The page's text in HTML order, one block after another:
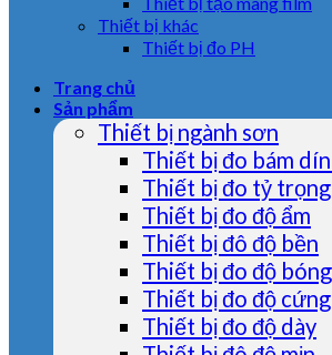
Thiết bị khác
Thiết bị đo PH
Trang chủ
Sản phẩm
Thiết bị ngành sơn
Thiết bị đo bám
Thiết bị đo tỷ trọng
Thiết bị đo độ ẩm
Thiết bị đô độ bền
Thiết bị đo độ bóng
Thiết bị đo độ cứng
Thiết bị đo độ dày